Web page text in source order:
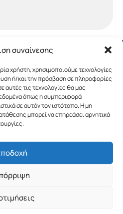
συναίνεσης
χρήστη, χρησιμοποιούμε τεχνολογίες
ή/και την πρόσβαση σε πληροφορίες
αυτές τις τεχνολογίες θα μας
όπως η συμπεριφορά
σε αυτόν τον ιστότοπο. Η μη
μπορεί να επηρεάσει αρνητικά
Πελοποννήσου.
από την